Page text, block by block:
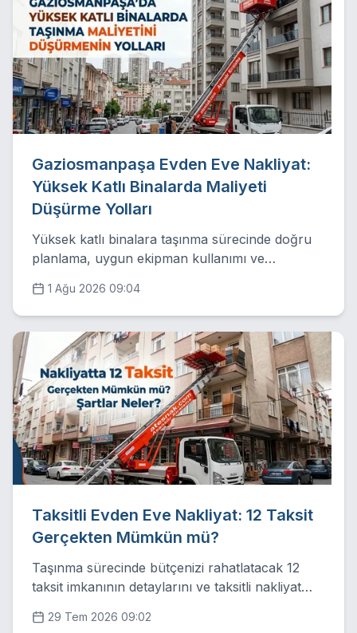
Gaziosmanpaşa Evden Eve Nakliyat:
Yüksek Katlı Binalarda Maliyeti
Düşürme Yolları
Yüksek katlı binalara taşınma sürecinde doğru
planlama, uygun ekipman kullanımı ve
nasıl optimize edebileceğinizi derledik.
1 Ağu 2026 09:04
Taksitli Evden Eve Nakliyat: 12 Taksit
Gerçekten Mümkün mü?
Taşınma sürecinde bütçenizi rahatlatacak 12
taksit imkanının detaylarını ve taksitli nakliyat
29 Tem 2026 09:02